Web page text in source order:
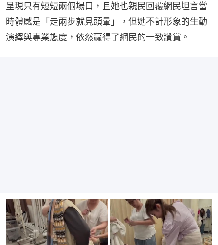
呈現只有短短兩個場口，且她也親民回覆網民坦言當
時體感是「走兩步就見頭暈」，但她不計形象的生動
演繹與專業態度，依然贏得了網民的一致讚賞。